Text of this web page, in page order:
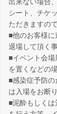
出来ない場合
シート、チケ
ただきますの
■他のお客様
退場して頂く
■イベント会
を置くなどの
■感染症予防
は入場をお断
■泥酔もしく